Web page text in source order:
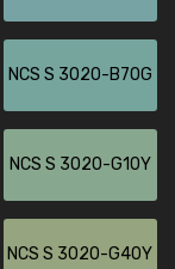
NCS S 3020-B70G
NCS S 3020-G10Y
NCS S 3020-G40Y